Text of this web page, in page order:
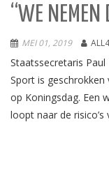
“WE NEMEN
MEI 01, 2019
Staatssecretaris
Sport is
op Koningsdag. Een
loopt naar de